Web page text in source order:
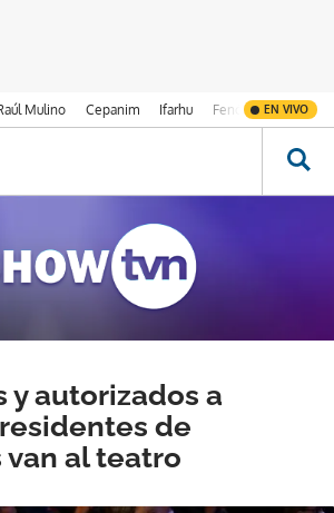
Mulino Cepanim Ifarhu Fenómeno de El
EN VIVO
y autorizados a
de
al teatro